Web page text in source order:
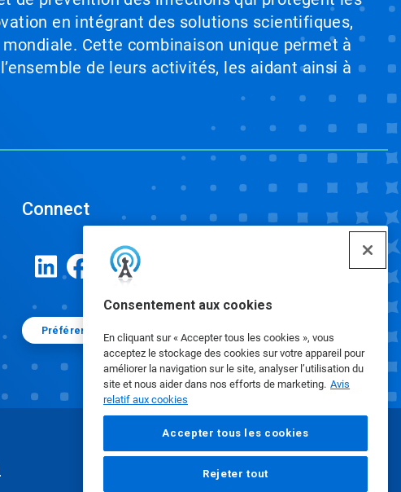
Consentement aux cookies
En cliquant sur « Accepter tous les cookies », vous
acceptez le stockage des cookies sur votre appareil pour
améliorer la navigation sur le site, analyser l’utilisation du
site et nous aider dans nos efforts de marketing. Avis
relatif aux cookies
Accepter tous les cookies
Rejeter tout
en intégrant des solutions scientifiques,
Cette combinaison unique permet à
de leurs activités, les aidant ainsi à
Connect
Préférences en matière de cookies